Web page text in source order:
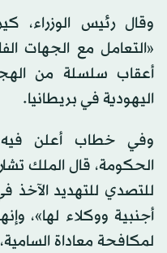
وقال رئيس الوزراء،
«التعامل مع الجهات
أعقاب سلسلة من
اليهودية في بريطانيا.
وفي خطاب أعلن فيه
الحكومة، قال الملك
للتصدي للتهديد الآخذ
أجنبية ووكلاء لها»،
لمكافحة معاداة